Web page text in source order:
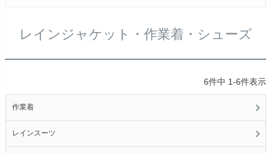
レインジャケット・作業着・シューズ
6件中 1-6件表示
作業着
レインスーツ